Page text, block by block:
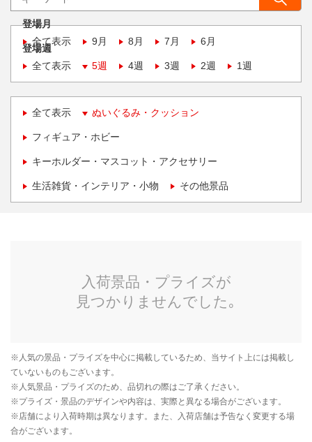
登場月
全て表示
9月 8月 7月 6月
登場週
全て表示
5週 4週 3週 2週 1週
全て表示 ぬいぐるみ・クッション
フィギュア・ホビー
キーホルダー・マスコット・アクセサリー
生活雑貨・インテリア・小物 その他景品